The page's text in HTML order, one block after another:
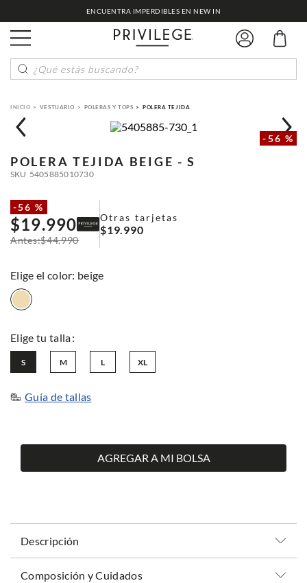
ENCUENTRA IMPERDIBLES EN NEW IN
¿Qué estás buscando?
VESTUARIO POLERAS Y TOPS POLERA TEJIDA
-56 %
POLERA TEJIDA BEIGE - S
SKU 5405885010730
-56 %
$19.990
$44.990
Otras tarjetas
$19.990
: beige
L
M
S XL
Guía de tallas
AGREGAR A MI BOLSA
Descripción
Composición y Cuidados